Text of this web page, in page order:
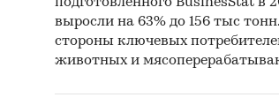
выросли на 63% до 156 тыс
стороны ключевых
животных и